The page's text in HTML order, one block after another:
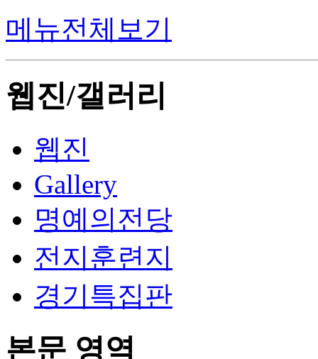
메뉴전체보기
웹진/갤러리
웹진
Gallery
명예의전당
전지훈련지
경기특집판
본문 영역